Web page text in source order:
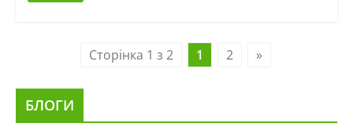
Сторінка 1 з 2 1 2 »
БЛОГИ